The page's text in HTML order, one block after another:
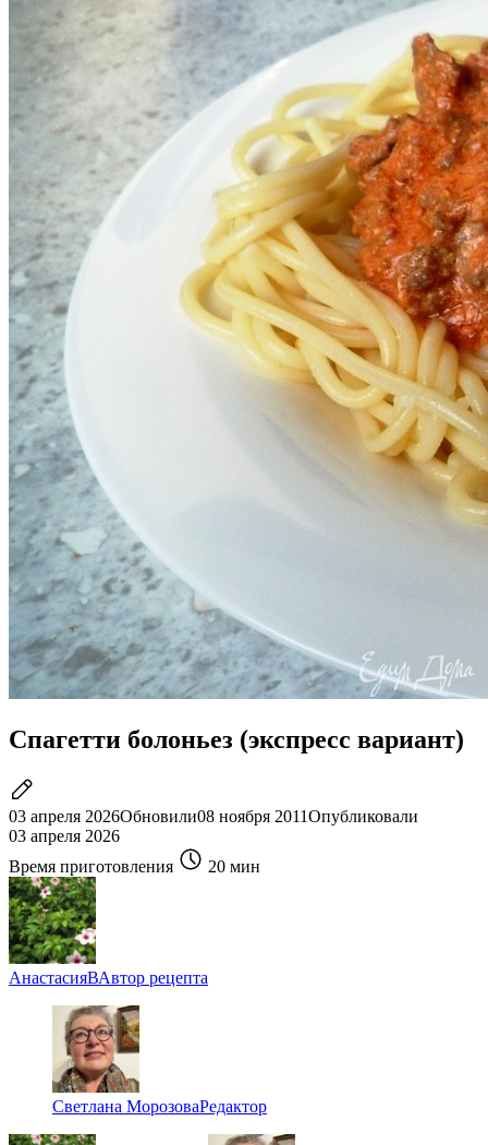
Спагетти болоньез (экспресс вариант)
03 апреля 2026Обновили08 ноября 2011Опубликовали
03 апреля 2026
Время приготовления
20 мин
АнастасияВАвтор рецепта
Светлана МорозоваРедактор